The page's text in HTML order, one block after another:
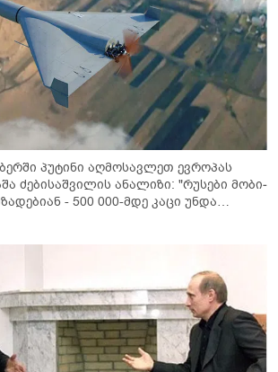
პუტინი აღმოსავლეთ ევროპას
ძებისაშვილის ანალიზი: "რუსები მობი­
- 500 000-მდე კაცი უნდა